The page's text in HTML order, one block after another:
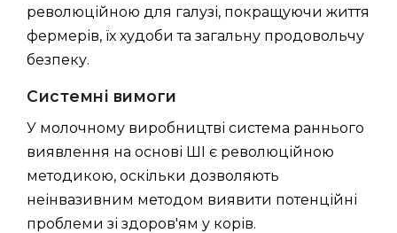
революційною для галузі, покращуючи життя
фермерів, їх худоби та загальну продовольчу
безпеку.
Системні вимоги
У молочному виробництві система раннього
виявлення на основі ШІ є революційною
методикою, оскільки дозволяють
неінвазивним методом виявити потенційні
проблеми зі здоров'ям у корів.